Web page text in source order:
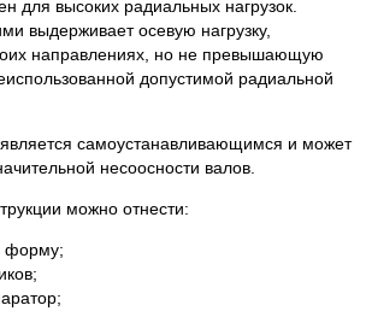
для высоких радиальных нагрузок.
выдерживает осевую нагрузку,
направлениях, но не превышающую
допустимой радиальной
самоустанавливающимся и может
несоосности валов.
можно отнести:
форму;